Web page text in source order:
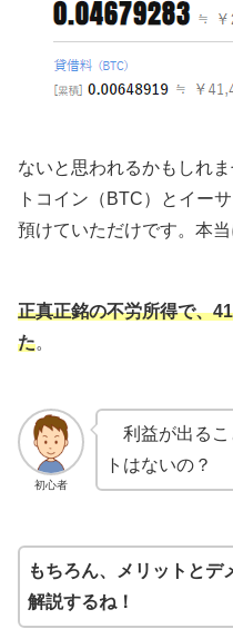
ないと思われるかもしれ
トコイン（BTC）とイー
預けていただけです。本当
正真正銘の不労所得で、
た。
初心者
利益が出るこ
トはないの？
もちろん、メリットとデ
解説するね！